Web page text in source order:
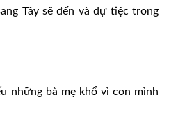
Tây sẽ đến và dự tiệc trong
những bà mẹ khổ vì con mình